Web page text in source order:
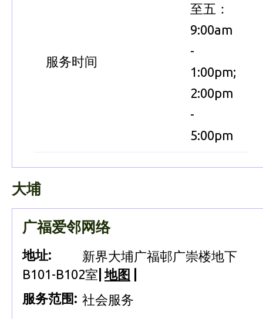
服务时间
至五：
9:00am
-
1:00pm;
2:00pm
-
5:00pm
大埔
广福爱邻网络
地址:
新界大埔广福邨广崇楼地下
B101-B102室 地图
服务范围: 社会服务